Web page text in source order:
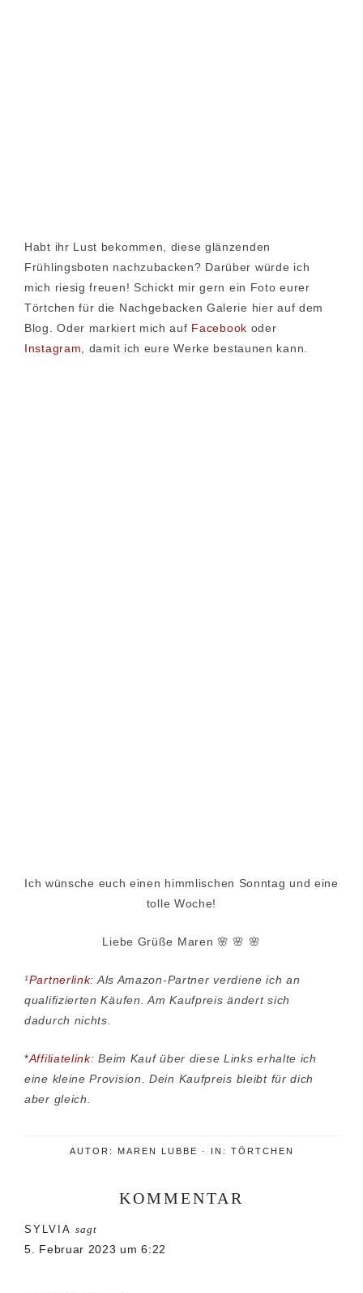
Habt ihr Lust bekommen, diese glänzenden
Frühlingsboten nachzubacken? Darüber würde ich
mich riesig freuen! Schickt mir gern ein Foto eurer
Törtchen für die Nachgebacken Galerie hier auf dem
Blog. Oder markiert mich auf Facebook oder
Instagram , damit ich eure Werke bestaunen kann.
Ich wünsche euch einen himmlischen Sonntag und eine
tolle Woche!
Liebe Grüße Maren 🌸 🌸 🌸
¹Partnerlink: Als Amazon-Partner verdiene ich an
qualifizierten Käufen. Am Kaufpreis ändert sich
dadurch nichts.
*Affiliatelink: Beim Kauf über diese Links erhalte ich
eine kleine Provision. Dein Kaufpreis bleibt für dich
aber gleich.
AUTOR: MAREN LUBBE · IN: TÖRTCHEN
Interaktionen
KOMMENTAR
SYLVIA sagt
5. Februar 2023 um 6:22